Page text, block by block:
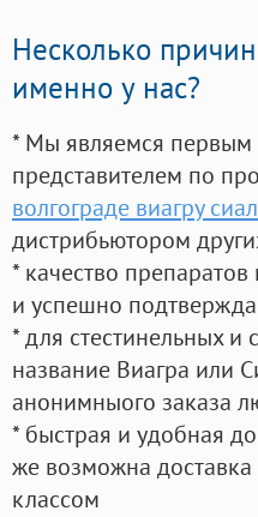
Несколько
именно у нас?
* Мы являемся первым
представителем по
волгограде виагру
дистрибьютором
* качество
и успешно
* для стестинельных
название Виагра или
анонимныого заказа
* быстрая и удобная
же возможна
классом